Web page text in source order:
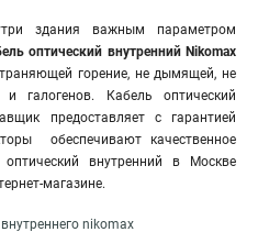
здания важным параметром
оптический внутренний Nikomax
горение, не дымящей, не
галогенов. Кабель оптический
предоставляет с гарантией
обеспечивают качественное
внутренний в Москве
магазине.
nikomax